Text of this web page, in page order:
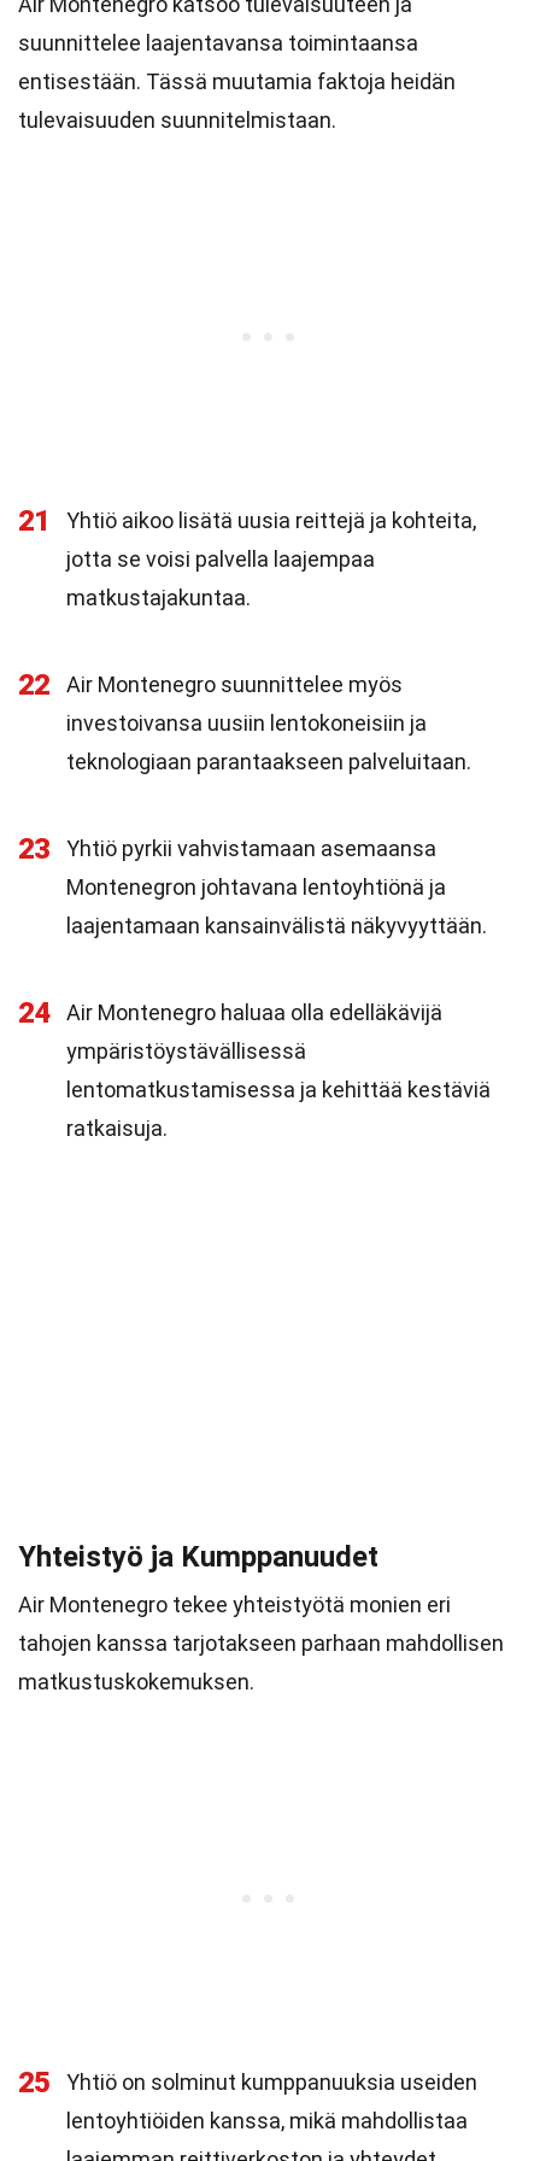
suunnittelee laajentavansa toimintaansa
entisestään. Tässä muutamia faktoja heidän
tulevaisuuden suunnitelmistaan.
21
Yhtiö aikoo lisätä uusia reittejä ja kohteita,
jotta se voisi palvella laajempaa
matkustajakuntaa.
22
Air Montenegro suunnittelee myös
investoivansa uusiin lentokoneisiin ja
teknologiaan parantaakseen palveluitaan.
23
Yhtiö pyrkii vahvistamaan asemaansa
Montenegron johtavana lentoyhtiönä ja
laajentamaan kansainvälistä näkyvyyttään.
24
Air Montenegro haluaa olla edelläkävijä
ympäristöystävällisessä
lentomatkustamisessa ja kehittää kestäviä
ratkaisuja.
Yhteistyö ja Kumppanuudet
Air Montenegro tekee yhteistyötä monien eri
tahojen kanssa tarjotakseen parhaan mahdollisen
matkustuskokemuksen.
25
Yhtiö on solminut kumppanuuksia useiden
lentoyhtiöiden kanssa, mikä mahdollistaa